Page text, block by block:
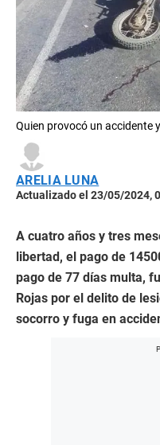
Quien provocó un accidente
ARELIA LUNA
Actualizado el 23/05/2024,
A cuatro años y tres
libertad, el pago de
pago de 77 días multa,
Rojas por el delito de
socorro y fuga en